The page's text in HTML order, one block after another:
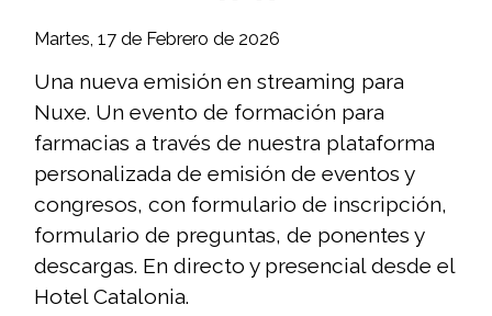
Martes, 17 de Febrero de 2026
Una nueva emisión en streaming para
Nuxe. Un evento de formación para
farmacias a través de nuestra plataforma
personalizada de emisión de eventos y
congresos, con formulario de inscripción,
formulario de preguntas, de ponentes y
descargas. En directo y presencial desde el
Hotel Catalonia.